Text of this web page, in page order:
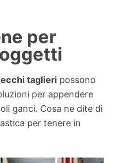
per
taglieri possono
per appendere
ganci. Cosa ne dite di
per tenere in